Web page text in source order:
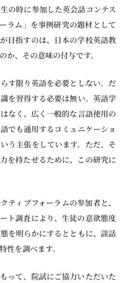
の時に参加した英会話コンテス
ラム」を事例研究の題材として
目指すのは、日本の学校英語教
か、その意味の付与です。
す限り英語を必要としない。だ
を習得する必要は無い。英語学
なく、広く一般的な言語使用の
でも通用するコミュニケーショ
う主張をしています。ただ、そ
を持たせるために、この研究に
ティブフォーラムの参加者と、
ト調査により、生徒の意欲態度
を明らかにするとともに、談話
性を調べます。
って、院試にご協力いただいた